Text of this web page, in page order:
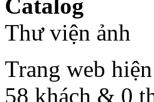
Catalog
Thư viện ảnh
Trang web
58 khách & 0